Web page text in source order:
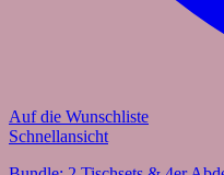
Auf die Wunschliste
Schnellansicht